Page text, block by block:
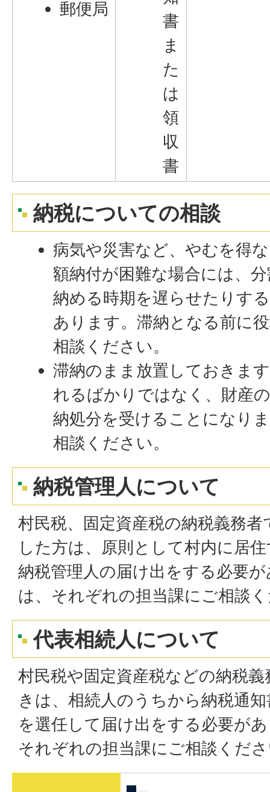
郵便局
書
ま
た
は
領
収
書
納税についての相談
病気や災害など、やむを得
額納付が困難な場合には、
納める時期を遅らせたりす
あります。滞納となる前に
相談ください。
滞納のまま放置しておきま
れるばかりではなく、財産
納処分を受けることになり
相談ください。
納税管理人について
村民税、固定資産税の納税義務
した方は、原則として村内に居
納税管理人の届け出をする必要
は、それぞれの担当課にご相談
代表相続人について
村民税や固定資産税などの納税
きは、相続人のうちから納税通
を選任して届け出をする必要が
それぞれの担当課にご相談くだ